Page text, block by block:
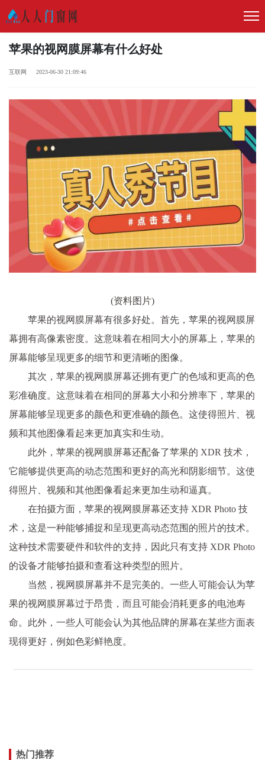
苹果的视网膜屏幕有什么好处
互联网 2023-06-30 21:09:46
(资料图片)
苹果的视网膜屏幕有很多好处。首先，苹果的视网膜屏
幕拥有高像素密度。这意味着在相同大小的屏幕上，苹果的
屏幕能够呈现更多的细节和更清晰的图像。
其次，苹果的视网膜屏幕还拥有更广的色域和更高的色
彩准确度。这意味着在相同的屏幕大小和分辨率下，苹果的
屏幕能够呈现更多的颜色和更准确的颜色。这使得照片、视
频和其他图像看起来更加真实和生动。
此外，苹果的视网膜屏幕还配备了苹果的 XDR 技术，
它能够提供更高的动态范围和更好的高光和阴影细节。这使
得照片、视频和其他图像看起来更加生动和逼真。
在拍摄方面，苹果的视网膜屏幕还支持 XDR Photo 技
术，这是一种能够捕捉和呈现更高动态范围的照片的技术。
这种技术需要硬件和软件的支持，因此只有支持 XDR Photo
的设备才能够拍摄和查看这种类型的照片。
当然，视网膜屏幕并不是完美的。一些人可能会认为苹
果的视网膜屏幕过于昂贵，而且可能会消耗更多的电池寿
命。此外，一些人可能会认为其他品牌的屏幕在某些方面表
现得更好，例如色彩鲜艳度。
热门推荐